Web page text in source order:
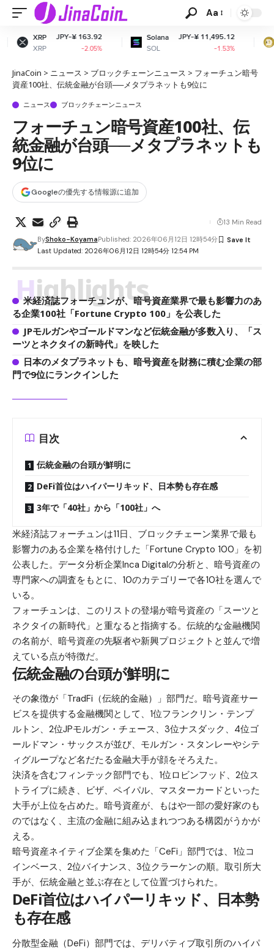
Aa
¥ 163.92
-2.05%
Solana
SOL
JPY-¥ 11,495.12
-1.53%
Dogecoin
DOGE
JinaCoin > ニュース > ブロックチェーンニュース > フォーチュン暗号
資産100社、伝統金融が台頭──メタプラネットも9位に
ニュース ブロックチェーンニュース
フォーチュン暗号資産100社、伝
統金融が台頭──メタプラネットも
9位に
Googleの優先する情報源に追加
Last Updated: 2026年06月12日 12時54分 12:54 PM
ByShoko-KoyamaPublished: 2026年06月12日 12時54分
13 Min Read
Highlights
米経済誌フォーチュンが、暗号資産業界で最も影響力のあ
る企業100社「Fortune Crypto 100」を公表した
JPモルガンやゴールドマンなど伝統金融が多数入り、「ス
ーツとネクタイの新時代」を映した
日本のメタプラネットも、暗号資産を財務に積む企業の部
門で9位にランクインした
目次
伝統金融の台頭が鮮明に
DeFi首位はハイパーリキッド、日本勢も存在感
3年で「40社」から「100社」へ
米経済誌フォーチュンは11日、ブロックチェーン業界で最も
影響力のある企業を格付けした「Fortune Crypto 100」を初
公表した。データ分析企業Inca Digitalの分析と、暗号資産の
専門家への調査をもとに、10のカテゴリーで各10社を選んで
いる。
フォーチュンは、このリストの登場が暗号資産の「スーツと
ネクタイの新時代」と重なると指摘する。伝統的な金融機関
の名前が、暗号資産の先駆者や新興プロジェクトと並んで増
えている点が特徴だ。
伝統金融の台頭が鮮明に
その象徴が「TradFi（伝統的金融）」部門だ。暗号資産サー
ビスを提供する金融機関として、1位フランクリン・テンプ
ルトン、2位JPモルガン・チェース、3位ナスダック、4位ゴ
ールドマン・サックスが並び、モルガン・スタンレーやシテ
ィグループなど名だたる金融大手が顔をそろえた。
決済を含むフィンテック部門でも、1位ロビンフッド、2位ス
トライプに続き、ビザ、ペイパル、マスターカードといった
大手が上位を占めた。暗号資産が、もはや一部の愛好家のも
のではなく、主流の金融に組み込まれつつある構図がうかが
える。
暗号資産ネイティブ企業を集めた「CeFi」部門では、1位コ
インベース、2位バイナンス、3位クラーケンの順。取引所大
手が、伝統金融と並ぶ存在として位置づけられた。
DeFi首位はハイパーリキッド、日本勢
も存在感
分散型金融（DeFi）部門では、デリバティブ取引所のハイパ